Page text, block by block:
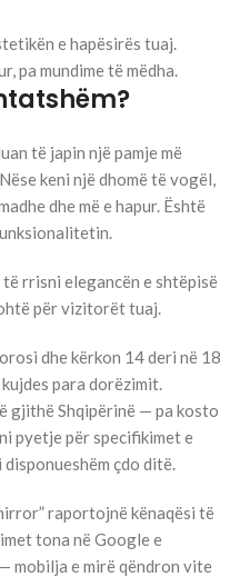
e hapësirës tuaj.
pa mundime të mëdha.
të japin një pamje më
keni një dhomë të vogël,
dhe më e hapur. Është
të rrisni elegancën e shtëpisë
për vizitorët tuaj.
dhe kërkon 14 deri në 18
para dorëzimit.
gjithë Shqipërinë — pa kosto
pyetje për specifikimet e
disponueshëm çdo ditë.
raportojnë kënaqësi të
tona në Google e
mobilja e mirë qëndron vite